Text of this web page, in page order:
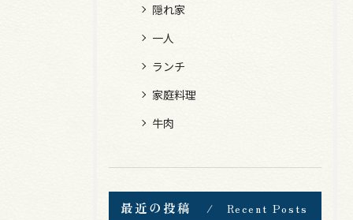
隠れ家
一人
ランチ
家庭料理
牛肉
最近の投稿 Recent Posts